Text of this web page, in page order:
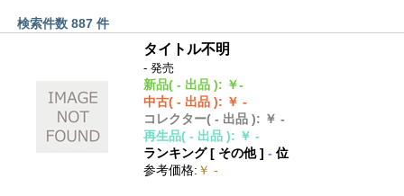
検索件数 887 件
タイトル不明
- 発売
新品( - 出品 ): ￥-
中古( - 出品 ): ￥ -
コレクター( - 出品 ): ￥ -
再生品( - 出品 ): ￥ -
ランキング [ その他]- 位
参考価格: ￥ -